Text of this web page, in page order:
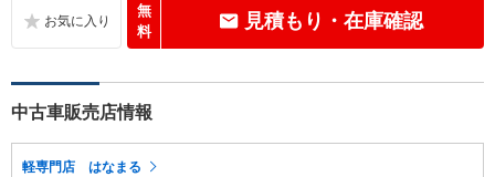
無
料
見積もり・在庫確認
中古車販売店情報
軽専門店 はなまる